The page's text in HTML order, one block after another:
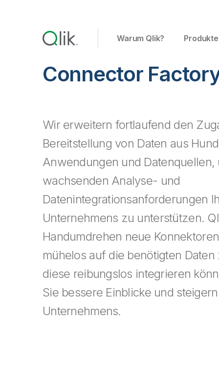
Warum Qlik? Produkte
Connector
Wir erweitern fortlaufend den
Bereitstellung von Daten aus
Anwendungen und Datenquellen,
wachsenden Analyse- und
Datenintegrationsanforderungen
Unternehmens zu unterstützen.
Handumdrehen neue
mühelos auf die benötigten
diese reibungslos integrieren
Sie bessere Einblicke und
Unternehmens.